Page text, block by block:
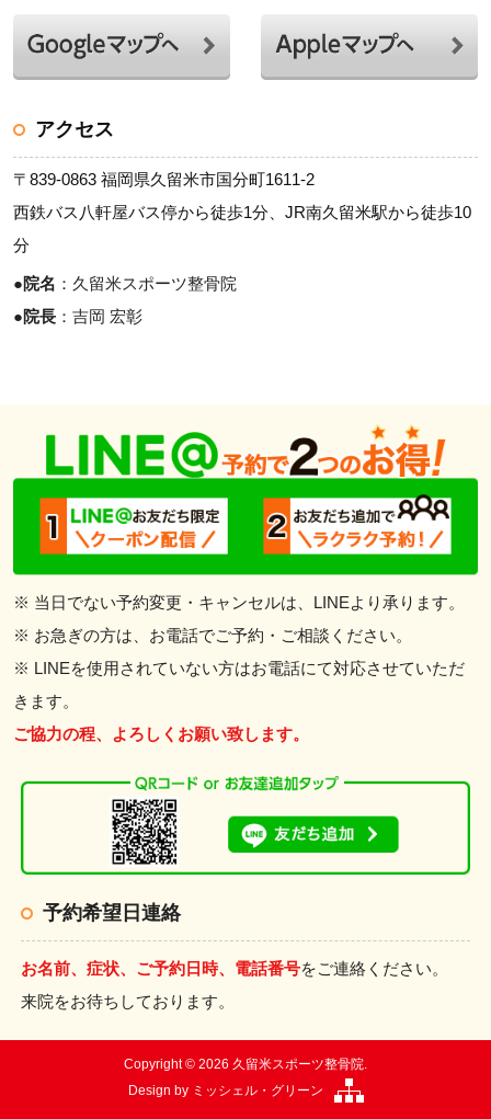
アクセス
〒839-0863 福岡県久留米市国分町1611-2
西鉄バス八軒屋バス停から徒歩1分、JR南久留米駅から徒歩10
分
●院名 ：久留米スポーツ整骨院
●院長 ：吉岡 宏彰
※ 当日でない予約変更・キャンセルは、LINEより承ります。
※ お急ぎの方は、お電話でご予約・ご相談ください。
※ LINEを使用されていない方はお電話にて対応させていただ
きます。
ご協力の程、よろしくお願い致します。
予約希望日連絡
お名前、症状、ご予約日時、電話番号をご連絡ください。
来院をお待ちしております。
Copyright © 2026 久留米スポーツ整骨院.
Design by ミッシェル・グリーン